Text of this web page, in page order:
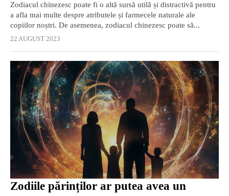
Zodiacul chinezesc poate fi o altă sursă utilă și distractivă pentru
a afla mai multe despre atributele și farmecele naturale ale
copiilor noștri. De asemenea, zodiacul chinezesc poate să...
22 AUGUST 2023
Zodiile părinților ar putea avea un